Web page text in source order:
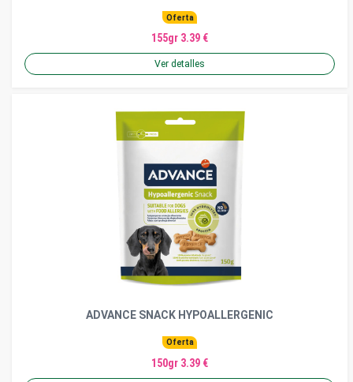
Oferta
155gr 3.39 €
Ver detalles
ADVANCE SNACK HYPOALLERGENIC
Oferta
150gr 3.39 €